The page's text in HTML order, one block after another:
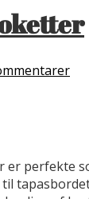
er perfekte